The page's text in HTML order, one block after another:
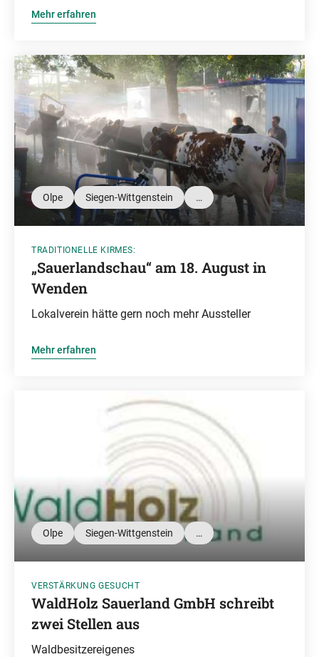
Mehr erfahren
Olpe Siegen-Wittgenstein …
TRADITIONELLE KIRMES:
„Sauerlandschau“ am 18. August in
Wenden
Lokalverein hätte gern noch mehr Aussteller
Mehr erfahren
Olpe Siegen-Wittgenstein …
VERSTÄRKUNG GESUCHT
WaldHolz Sauerland GmbH schreibt
zwei Stellen aus
Waldbesitzereigenes